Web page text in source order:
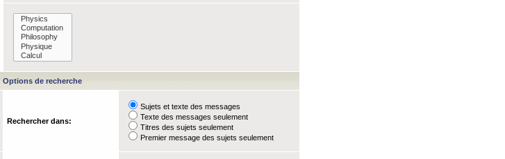
Options de recherche
Rechercher dans:
Sujets et texte des messages
Texte des messages seulement
Titres des sujets seulement
Premier message des sujets seulement